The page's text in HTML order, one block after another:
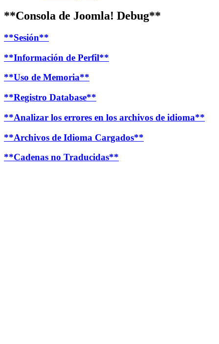
**Consola de Joomla! Debug**
**Sesión**
**Información de Perfil**
**Uso de Memoria**
**Registro Database**
**Analizar los errores en los archivos de idioma**
**Archivos de Idioma Cargados**
**Cadenas no Traducidas**